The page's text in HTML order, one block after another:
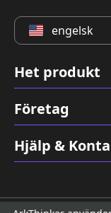
engelsk
Het produkt
Företag
Hjälp &